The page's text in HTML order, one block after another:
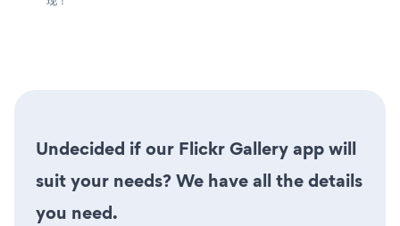
Undecided if our Flickr Gallery app will
suit your needs? We have all the details
you need.